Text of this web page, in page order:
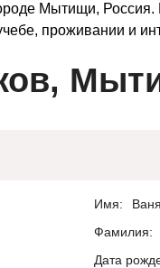
Мытищи,
проживании и
Имя:
Ваня
Фамилия:
Дата